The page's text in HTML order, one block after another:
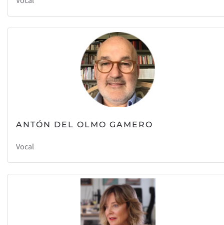
ANTÓN DEL OLMO GAMERO
Vocal